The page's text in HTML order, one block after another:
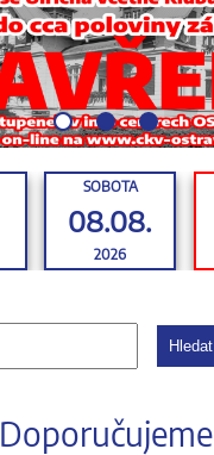
SOBOTA
08.08.
2026
Hledat
Doporučujeme